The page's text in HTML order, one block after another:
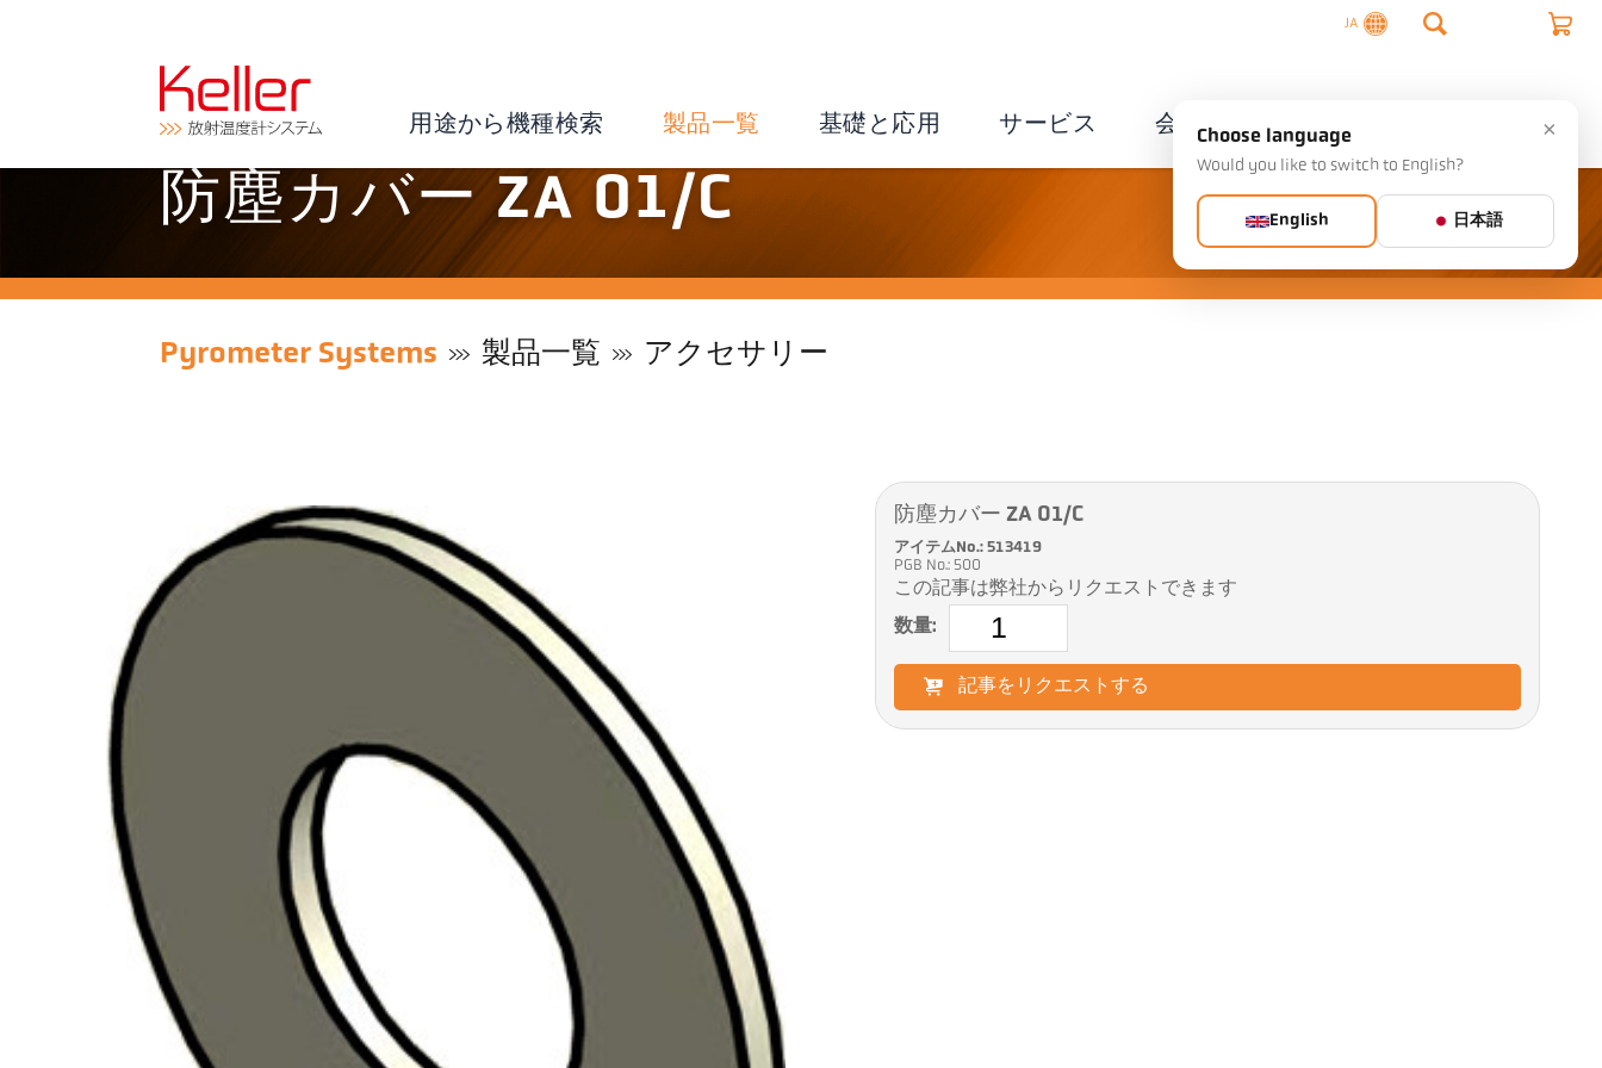
JA
用途から機種検索 製品一覧 基礎と応用 サービス 会社概要
防塵カバー ZA 01/C
Pyrometer Systems 製品一覧 アクセサリー
防塵カバー ZA 01/C
アイテムNo.: 513419
PGB No.: 500
この記事は弊社からリクエストできます
数量:
記事をリクエストする
×
Choose language
Would you like to switch to English?
English 日本語